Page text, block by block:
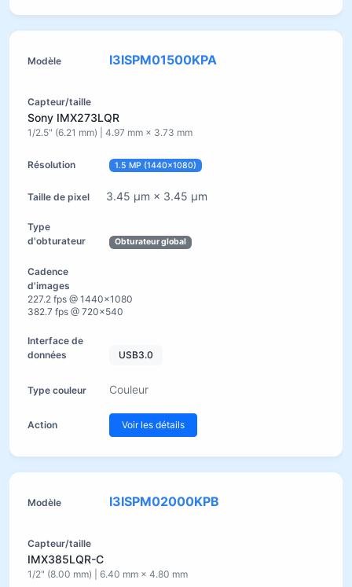
I3ISPM01500KPA
Sony IMX273LQR
1/2.5" (6.21 mm) | 4.97 mm × 3.73 mm
1.5 MP (1440×1080)
3.45 µm × 3.45 µm
Obturateur global
227.2 fps @ 1440×1080
382.7 fps @ 720×540
USB3.0
Couleur
Voir les détails
I3ISPM02000KPB
IMX385LQR-C
1/2" (8.00 mm) | 6.40 mm × 4.80 mm